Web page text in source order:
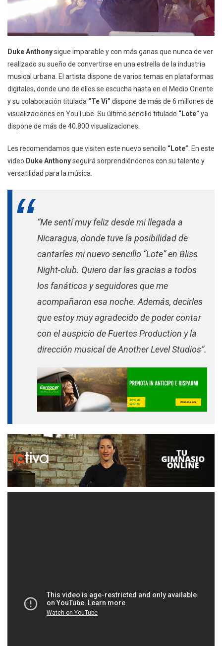
Duke Anthonysigue imparable y con más ganas que nunca de ver
realizado su sueño de convertirse en una estrella de la industria
musical urbana. El artista dispone de varios temas en plataformas
digitales, donde uno de ellos se escucha hasta en el Medio Oriente
y su colaboración titulada “Te Vi” dispone de más de 6 millones de
visualizaciones en YouTube. Su último sencillo titulado “Lote” ya
dispone de más de 40.800 visualizaciones.
Les recomendamos que visiten este nuevo sencillo “Lote” . En este
video Duke Anthonyseguirá sorprendiéndonos con su talento y
versatilidad para la música.
“Me sentí muy feliz desde mi llegada a
Nicaragua, donde tuve la posibilidad de
cantarles mi nuevo sencillo “Lote” en Bliss
Night-club. Quiero dar las gracias a todos
los fanáticos y seguidores que me
acompañaron esa noche. Además, decirles
que estoy muy agradecido de poder contar
con el auspicio de Fuertes Production y la
dirección musical de Another Level Studios”.